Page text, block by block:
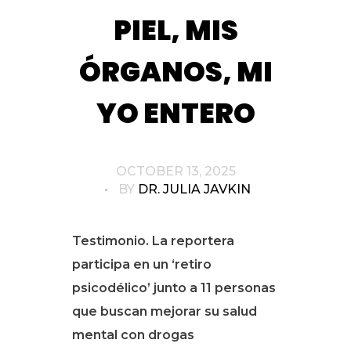
PIEL, MIS
ÓRGANOS, MI
YO ENTERO
OCTOBER 13, 2025
BY DR. JULIA JAVKIN
Testimonio. La reportera
participa en un ‘retiro
psicodélico’ junto a 11 personas
que buscan mejorar su salud
mental con drogas